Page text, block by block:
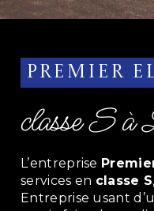
Premier
classe S
L’entreprise
services en classe S
Entreprise usant